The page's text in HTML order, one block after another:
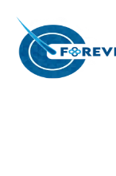
content